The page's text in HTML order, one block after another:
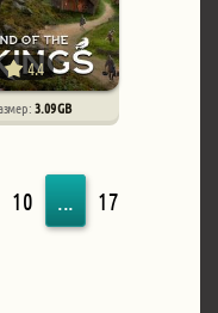
4.4
3.09 GB
10 ... 17